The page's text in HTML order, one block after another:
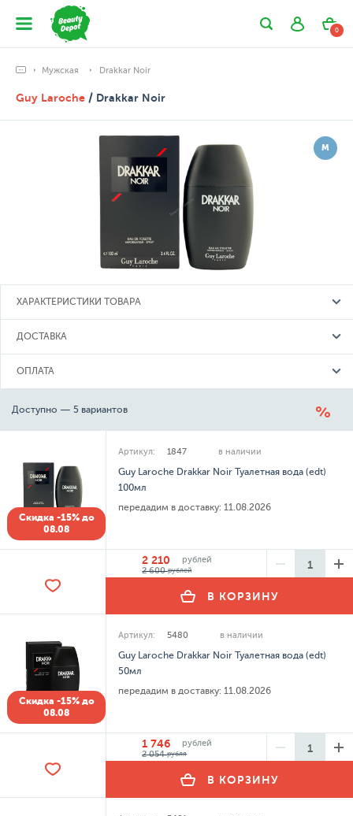
0
Мужская Drakkar Noir
Guy Laroche / Drakkar Noir
М
ХАРАКТЕРИСТИКИ ТОВАРА
ДОСТАВКА
ОПЛАТА
Доступно — 5 вариантов
Скидка -15% до
08.08
Артикул: 1847 в наличии
Guy Laroche Drakkar Noir Туалетная вода (edt)
100мл
передадим в доставку: 11.08.2026
2 210
рублей
2 600рублей
В КОРЗИНУ
Скидка -15% до
08.08
Артикул: 5480 в наличии
Guy Laroche Drakkar Noir Туалетная вода (edt)
50мл
передадим в доставку: 11.08.2026
1 746
рублей
2 054рубля
В КОРЗИНУ